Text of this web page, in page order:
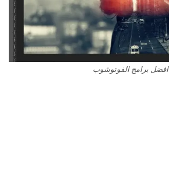
افضل برامج الفوتوشوب